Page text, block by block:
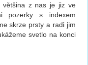
většina z nas je jiz ve
pozerky s indexem
skrze prsty a radi jim
svetlo na konci